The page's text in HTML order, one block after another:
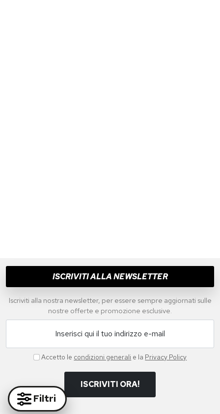
Filtri
ISCRIVITI ALLA NEWSLETTER
Iscriviti alla nostra newsletter, per essere sempre aggiornati sulle
nostre offerte e promozione esclusive.
Inserisci qui il tuo indirizzo e-mail
Accetto le condizioni generali e la Privacy Policy
ISCRIVITI ORA!